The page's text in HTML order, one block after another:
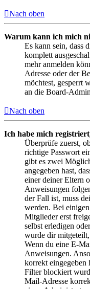
Nach oben
Warum kann ich mich
Es kann sein, dass
komplett
mehr anmelden
Adresse oder der
möchtest, gesperrt
an die Board-
Nach oben
Ich habe mich
Überprüfe zuerst,
richtige Passwort
gibt es zwei
angegeben hast,
einer deiner Eltern
Anweisungen
der Fall ist, muss
werden. Bei
Mitglieder erst
selbst erledigen
wurde dir
Wenn du eine E-
Anweisungen.
korrekt eingegeben
Filter blockiert
Mail-Adresse